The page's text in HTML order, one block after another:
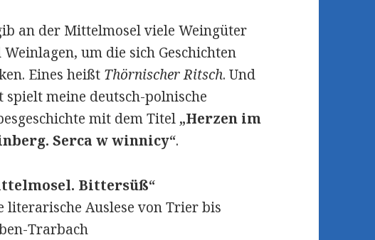
an der Mittelmosel viele Weingüter
Weinlagen, um die sich Geschichten
Eines heißt Thörnischer Ritsch. Und
spielt meine deutsch-polnische
mit dem Titel „Herzen im
Serca w winnicy“.
Bittersüß“
literarische Auslese von Trier bis
Trarbach